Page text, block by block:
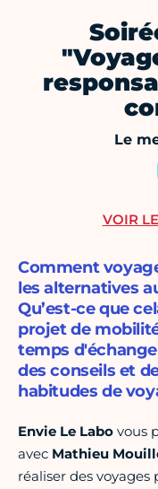
Le
Comment
les alternatives
Qu’est-ce que
projet de
temps
des conseils et
habitudes de
Envie Le Labo vous
avec Mathieu
réaliser des
VOIR